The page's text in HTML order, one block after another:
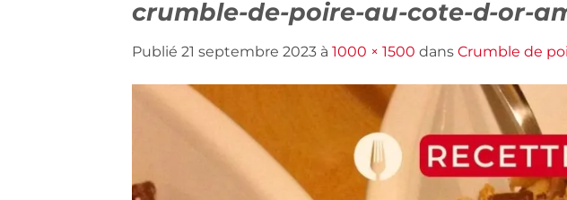
crumble-de-poire-au-cote-d-or-
Publié 21 septembre 2023 à 1000 × 1500 dans Crumble de